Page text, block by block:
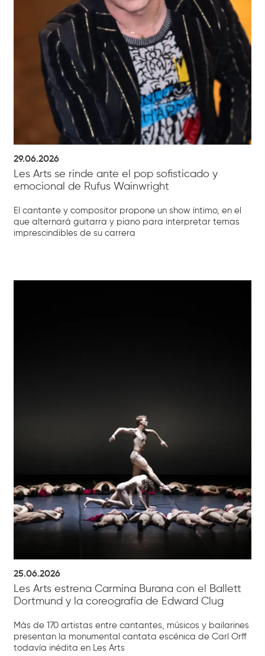
29.06.2026
Les Arts se rinde ante el pop sofisticado y
emocional de Rufus Wainwright
El cantante y compositor propone un show íntimo, en el
que alternará guitarra y piano para interpretar temas
imprescindibles de su carrera
25.06.2026
Les Arts estrena Carmina Burana con el Ballett
Dortmund y la coreografía de Edward Clug
Más de 170 artistas entre cantantes, músicos y bailarines
presentan la monumental cantata escénica de Carl Orff
todavía inédita en Les Arts